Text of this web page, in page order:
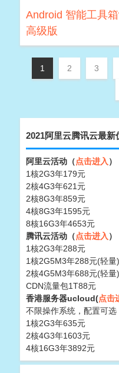
Android 智能工具
高级版
1 2 3
2021阿里云腾讯云最新
阿里云活动（点击进入 ）
1核2G3年179元
2核4G3年621元
2核8G3年859元
4核8G3年1595元
8核16G3年4653元
腾讯云活动（点击进入 ）
1核2G3年288元
1核2G5M3年288元(轻量)
2核4G5M3年688元(轻量)
CDN流量包1T88元
香港服务器ucloud(点击
不限操作系统，配置可选
1核2G3年635元
2核4G3年1603元
4核16G3年3892元